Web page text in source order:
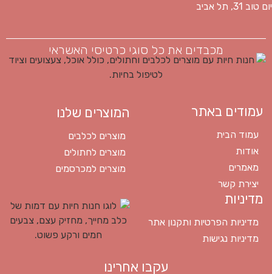
יום טוב 31, תל אביב
מכבדים את כל סוגי כרטיסי האשראי
עמודים באתר
עמוד הבית
אודות
מאמרים
יצירת קשר
המוצרים שלנו
מוצרים לכלבים
מוצרים לחתולים
מוצרים למכרסמים
מדיניות
מדיניות הפרטיות ותקנון אתר
מדיניות נגישות
עקבו אחרינו